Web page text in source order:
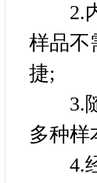
2.内
样品不
捷;
3.随
多种样
4.经